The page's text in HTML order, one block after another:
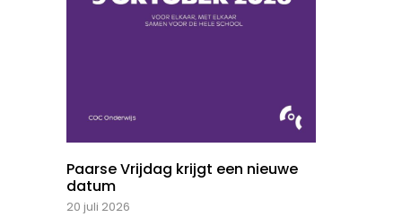
Paarse Vrijdag krijgt een nieuwe
datum
20 juli 2026